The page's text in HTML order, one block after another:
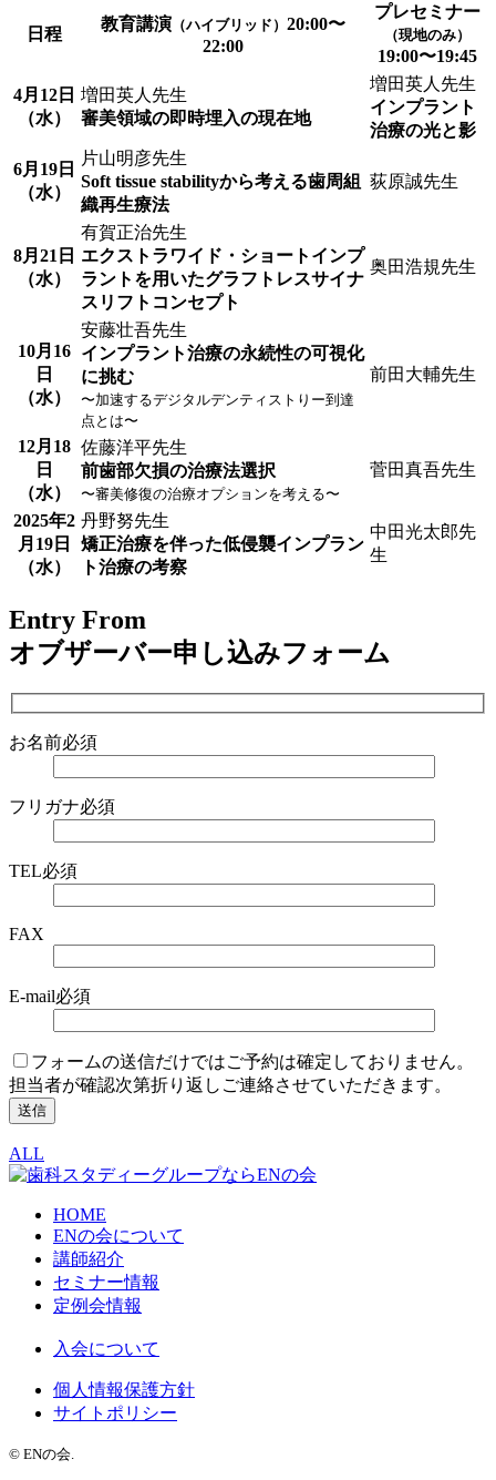
日程
教育講演 （ハイブリッド） 20:00〜
22:00
プレセミナー
（現地のみ）
19:00〜19:45
4月12日
（水）
増田英人先生
審美領域の即時埋入の現在地
増田英人先生
インプラント
治療の光と影
6月19日
（水）
片山明彦先生
Soft tissue stabilityから考える歯周組
織再生療法
荻原誠先生
8月21日
（水）
有賀正治先生
エクストラワイド・ショートインプ
ラントを用いたグラフトレスサイナ
スリフトコンセプト
奥田浩規先生
10月16
日
（水）
安藤壮吾先生
インプラント治療の永続性の可視化
に挑む
〜加速するデジタルデンティストりー到達
点とは〜
前田大輔先生
12月18
日
（水）
佐藤洋平先生
前歯部欠損の治療法選択
〜審美修復の治療オプションを考える〜
菅田真吾先生
2025年2
月19日
（水）
丹野努先生
矯正治療を伴った低侵襲インプラン
ト治療の考察
中田光太郎先
生
Entry From
オブザーバー申し込みフォーム
お名前必須
フリガナ必須
TEL必須
FAX
E-mail必須
フォームの送信だけではご予約は確定しておりません。
担当者が確認次第折り返しご連絡させていただきます。
ALL
HOME
ENの会について
講師紹介
セミナー情報
定例会情報
入会について
個人情報保護方針
サイトポリシー
© ENの会.